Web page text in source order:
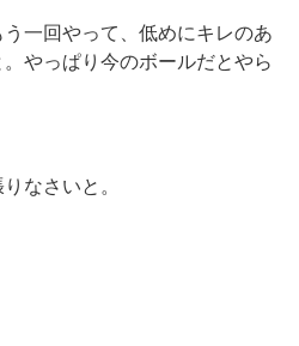
一回やって、低めにキレのあ
やっぱり今のボールだとやら
なさいと。